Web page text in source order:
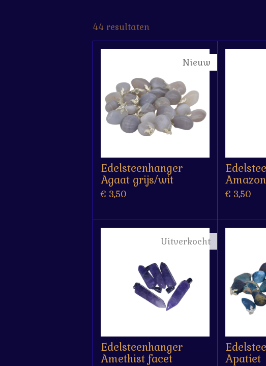
44 resultaten
Nieuw
Edelsteenhanger
Agaat grijs/wit
€ 3,50 € 3,50
Uitverkocht
Edelsteenhanger
Amethist facet
Apatiet